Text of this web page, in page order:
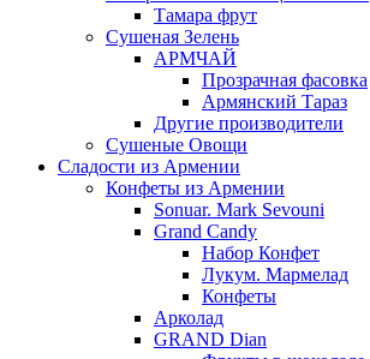
Тамара фрут
Сушеная Зелень
АРМЧАЙ
Прозрачная фасовка
Армянский Тараз
Другие производители
Сушеные Овощи
Сладости из Армении
Конфеты из Армении
Sonuar. Mark Sevouni
Grand Candy
Набор Конфет
Лукум. Мармелад
Конфеты
Арколад
GRAND Dian